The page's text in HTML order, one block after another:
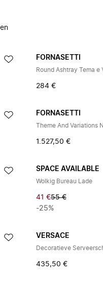
FORNASETTI
Round Ashtray Tema e
284 €
FORNASETTI
Theme And Variations
1.527,50 €
SPACE AVAILABLE
Wolkig Bureau Lade
41 €55 €
-25%
VERSACE
Decoratieve
435,50 €